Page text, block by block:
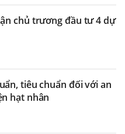
chủ trương đầu tư 4 dự
tiêu chuẩn đối với an
hạt nhân